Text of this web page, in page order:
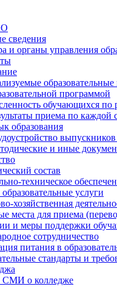
сведения
и органы управления
программой
обучающихся по
приема по каждой
образования
и иные
состав
техническое
услуги
хозяйственная
места для приема
и меры поддержки
сотрудничество
питания в
стандарты и
СМИ о колледже